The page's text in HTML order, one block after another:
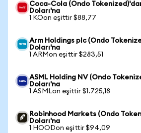
Coca-Cola (Ondo
Doları'na
1 KOon eşittir $88,77
Arm Holdings plc (Ondo
Doları'na
1 ARMon eşittir $283,51
ASML Holding NV (Ondo
Doları'na
1 ASMLon eşittir $1.725,18
Robinhood Markets (Ondo
Doları'na
1 HOODon eşittir $94,09